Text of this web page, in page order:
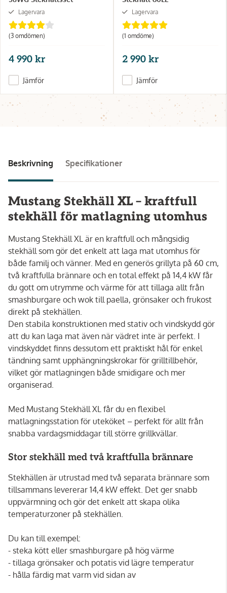
Lagervara
(3 omdömen)
4 990 kr
Jämför
Lagervara
(1 omdöme)
2 990 kr
Jämför
Beskrivning Specifikationer
Mustang Stekhäll XL – kraftfull
stekhäll för matlagning utomhus
Mustang Stekhäll XL är en kraftfull och mångsidig
stekhäll som gör det enkelt att laga mat utomhus för
både familj och vänner. Med en generös grillyta på 60 cm,
två kraftfulla brännare och en total effekt på 14,4 kW får
du gott om utrymme och värme för att tillaga allt från
smashburgare och wok till paella, grönsaker och frukost
direkt på stekhällen.
Den stabila konstruktionen med stativ och vindskydd gör
att du kan laga mat även när vädret inte är perfekt. I
vindskyddet finns dessutom ett praktiskt hål för enkel
tändning samt upphängningskrokar för grilltillbehör,
vilket gör matlagningen både smidigare och mer
organiserad.
Med Mustang Stekhäll XL får du en flexibel
matlagningsstation för uteköket – perfekt för allt från
snabba vardagsmiddagar till större grillkvällar.
Stor stekhäll med två kraftfulla brännare
Stekhällen är utrustad med två separata brännare som
tillsammans levererar 14,4 kW effekt. Det ger snabb
uppvärmning och gör det enkelt att skapa olika
temperaturzoner på stekhällen.
Du kan till exempel:
- steka kött eller smashburgare på hög värme
- tillaga grönsaker och potatis vid lägre temperatur
- hålla färdig mat varm vid sidan av